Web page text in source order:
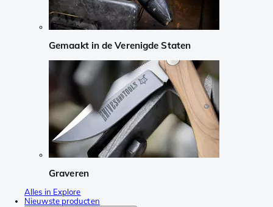
Gemaakt in de Verenigde Staten
Graveren
Alles in Explore
Nieuwste producten